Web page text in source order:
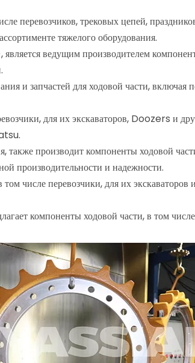
перевозчиков, трековых цепей,
тяжелого оборудования.
ведущим производителем
и запчастей для ходовой части, включая
для их экскаваторов, Doozers и
производит компоненты ходовой
производительности и надежности.
перевозчики, для их экскаваторов и
компоненты ходовой части, в том числе